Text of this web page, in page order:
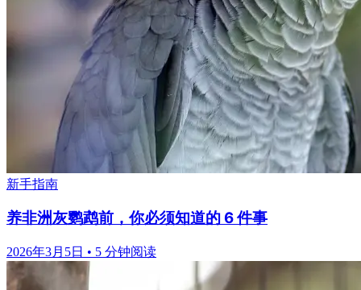
新手指南
养非洲灰鹦鹉前，你必须知道的 6 件事
2026年3月5日 • 5 分钟阅读